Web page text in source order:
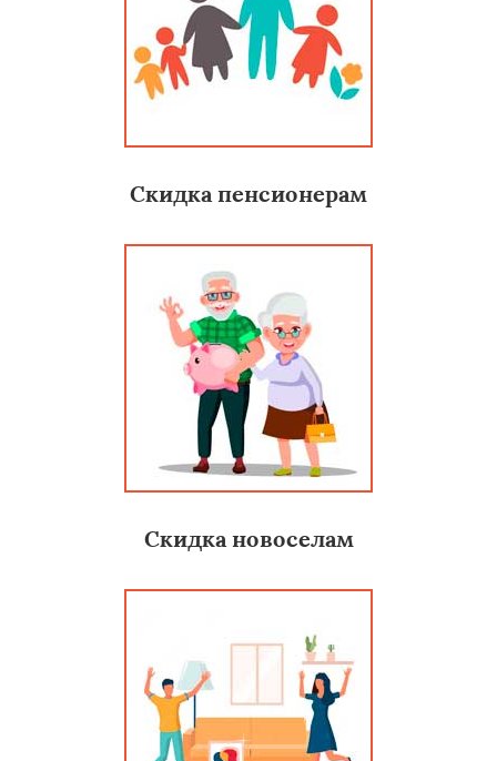
Скидка пенсионерам
Скидка новоселам